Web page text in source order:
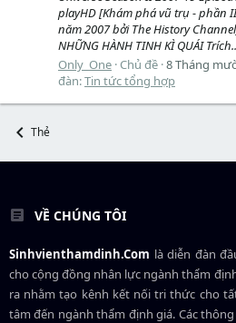
playHD [Khám phá vũ trụ - phần
năm 2007 bởi The History
NHỮNG HÀNH TINH KÌ QUÁI
Only_One Chủ đề 8 Tháng
đàn:Tin tức tổng hợp
Thẻ
VỀ CHÚNG TÔI
Sinhvienthamdinh.Com là diễn đàn
cho cộng đồng nhân lực ngànhthẩm
ra nhằm tạo kênh kết nối tri thức cho
tâm đến ngành thẩm định giá. Các